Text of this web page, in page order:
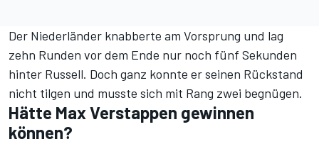
Der Niederländer knabberte am Vorsprung und lag
zehn Runden vor dem Ende nur noch fünf Sekunden
hinter Russell. Doch ganz konnte er seinen Rückstand
nicht tilgen und musste sich mit Rang zwei begnügen.
Hätte Max Verstappen gewinnen
können?